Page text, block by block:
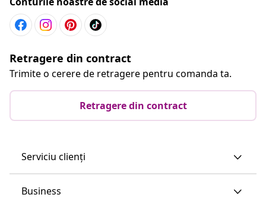
Retragere din contract
Trimite o cerere de retragere pentru comanda ta.
Retragere din contract
Serviciu clienți
Business